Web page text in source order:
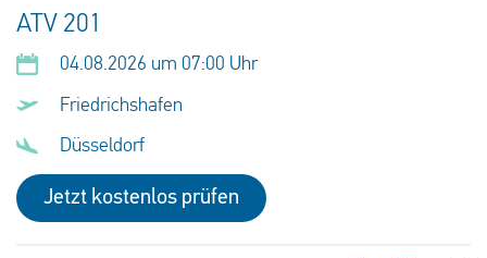
ATV 201
04.08.2026 um 07:00 Uhr
Friedrichshafen
Düsseldorf
Jetzt kostenlos prüfen